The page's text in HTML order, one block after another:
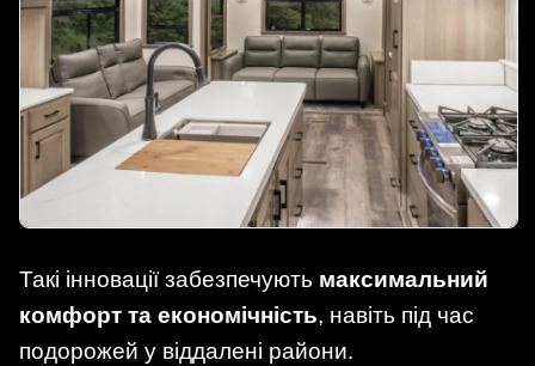
Такі інновації забезпечують максимальний
комфорт та економічність, навіть під час
подорожей у віддалені райони.